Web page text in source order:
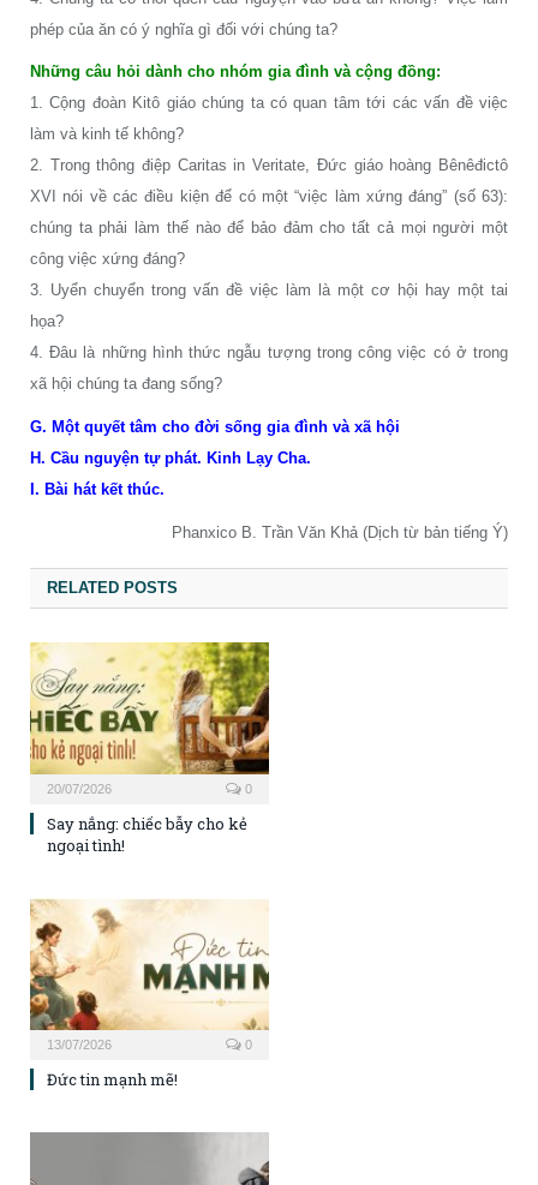
phép của ăn có ý nghĩa gì đối với chúng ta?
Những câu hỏi dành cho nhóm gia đình và cộng đồng:
1. Cộng đoàn Kitô giáo chúng ta có quan tâm tới các vấn đề việc
làm và kinh tế không?
2. Trong thông điệp Caritas in Veritate, Đức giáo hoàng Bênêđictô
XVI nói về các điều kiện để có một “việc làm xứng đáng” (số 63):
chúng ta phải làm thế nào để bảo đảm cho tất cả mọi người một
công việc xứng đáng?
3. Uyển chuyển trong vấn đề việc làm là một cơ hội hay một tai
họa?
4. Đâu là những hình thức ngẫu tượng trong công việc có ở trong
xã hội chúng ta đang sống?
G. Một quyết tâm cho đời sống gia đình và xã hội
H. Cầu nguyện tự phát. Kinh Lạy Cha.
I. Bài hát kết thúc.
Phanxico B. Trần Văn Khả (Dịch từ bản tiếng Ý)
RELATED POSTS
20/07/2026 0
Say nắng: chiếc bẫy cho kẻ
ngoại tình!
13/07/2026 0
Đức tin mạnh mẽ!